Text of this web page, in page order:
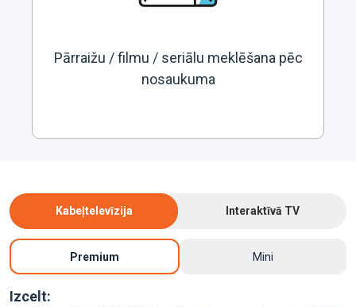
Pārraižu / filmu / seriālu meklēšana pēc
nosaukuma
Kabeļtelevīzija Interaktīvā TV
Premium Mini
Izcelt: